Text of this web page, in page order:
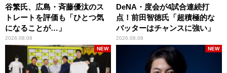
谷繁氏、広島・斉藤優汰のス
トレートを評価も「ひとつ気
になることが…」
2026.08.08
DeNA・度会が4試合連続打
点！前田智徳氏「超積極的な
バッターはチャンスに強い」
2026.08.08
NEW NEW